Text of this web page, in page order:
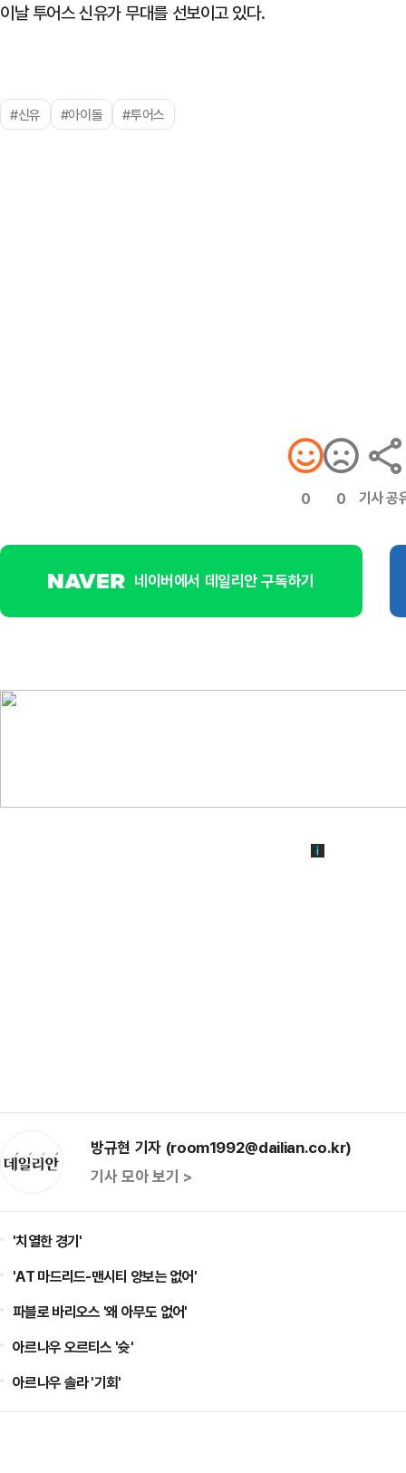
이날 투어스 신유가 무대를 선보이고 있다.
#신유 #아이돌 #투어스
0 0 기사 공
네이버에서 데일리안 구독하기
방규현 기자 (room1992@dailian.co.kr)
기사 모아 보기 >
'치열한 경기'
'AT 마드리드-맨시티 양보는 없어'
파블로 바리오스 '왜 아무도 없어'
아르나우 오르티스 '슛'
아르나우 솔라 '기회'